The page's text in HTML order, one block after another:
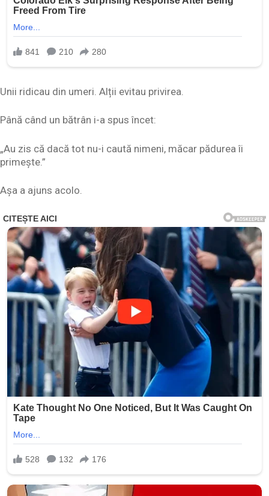
Unii ridicau din umeri. Alții evitau privirea.
Până când un bătrân i-a spus încet:
„Au zis că dacă tot nu-i caută nimeni, măcar pădurea îi
primește.”
Așa a ajuns acolo.